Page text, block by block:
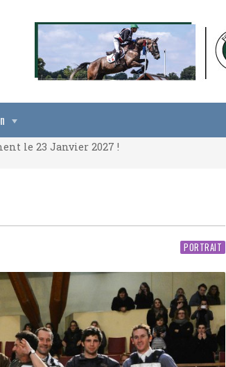
le 23 Janvier 2027 !
le 23 Janvier 2027 !
PORTRAIT